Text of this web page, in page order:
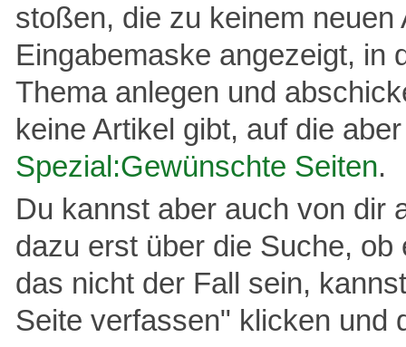
stoßen, die zu keinem
Eingabemaske angezeigt, in
Thema anlegen und
keine Artikel gibt, auf die
Spezial:Gewünschte Seiten.
Du kannst aber auch von dir
dazu erst über die Suche,
das nicht der Fall sein,
Seite verfassen" klicken und